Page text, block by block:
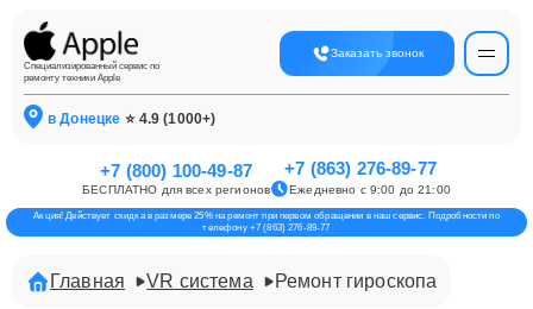
Специализированный сервис по
ремонту техники Apple
Заказать звонок
в Донецке ⭐ 4.9 (1000+)
+7 (800) 100-49-87
БЕСПЛАТНО для всех регионов
+7 (863) 276-89-77
Ежедневно с 9:00 до 21:00
Акция! Действует скидка в размере 25% на ремонт при первом обращении в наш сервис. Подробности по
телефону +7 (863) 276-89-77
Главная VR система Ремонт гироскопа